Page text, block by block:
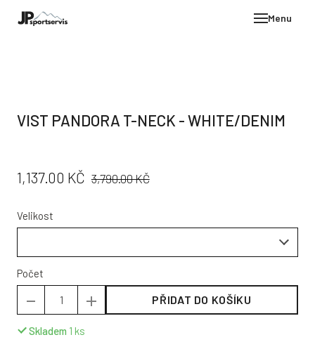
Menu
VIST PANDORA T-NECK - WHITE/DENIM
CENA:
1,137.00 KČ PŮVODNÍ
3,790.00 KČ
Velikost
Počet
PŘIDAT DO KOŠÍKU
Skladem 1 ks